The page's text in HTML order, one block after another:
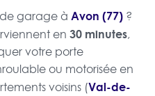
garage à Avon (77) ?
en 30 minutes,
votre porte
ou motorisée en
voisins (Val-de-